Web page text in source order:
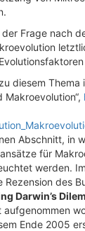
Frage nach
diesem Thema
Abschnitt, in
für
werden.
des
Darwin’s
Ende 2005